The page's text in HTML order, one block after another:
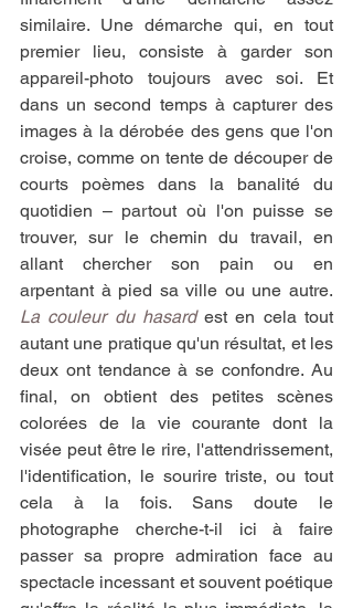
similaire. Une démarche qui, en tout
premier lieu, consiste à garder son
appareil-photo toujours avec soi. Et
dans un second temps à capturer des
images à la dérobée des gens que l'on
croise, comme on tente de découper de
courts poèmes dans la banalité du
quotidien – partout où l'on puisse se
trouver, sur le chemin du travail, en
allant chercher son pain ou en
La couleur du hasard est en cela tout
autant une pratique qu'un résultat, et les
deux ont tendance à se confondre. Au
final, on obtient des petites scènes
colorées de la vie courante dont la
visée peut être le rire, l'attendrissement,
l'identification, le sourire triste, ou tout
cela à la fois. Sans doute le
photographe cherche-t-il ici à faire
passer sa propre admiration face au
spectacle incessant et souvent poétique